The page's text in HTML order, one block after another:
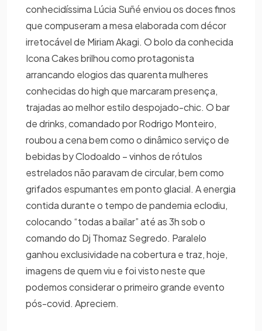
conhecidíssima Lúcia Suñé enviou os doces finos
que compuseram a mesa elaborada com décor
irretocável de Miriam Akagi. O bolo da conhecida
Icona Cakes brilhou como protagonista
arrancando elogios das quarenta mulheres
conhecidas do high que marcaram presença,
trajadas ao melhor estilo despojado-chic. O bar
de drinks, comandado por Rodrigo Monteiro,
roubou a cena bem como o dinâmico serviço de
bebidas by Clodoaldo – vinhos de rótulos
estrelados não paravam de circular, bem como
grifados espumantes em ponto glacial. A energia
contida durante o tempo de pandemia eclodiu,
colocando “todas a bailar” até as 3h sob o
comando do Dj Thomaz Segredo. Paralelo
ganhou exclusividade na cobertura e traz, hoje,
imagens de quem viu e foi visto neste que
podemos considerar o primeiro grande evento
pós-covid. Apreciem.